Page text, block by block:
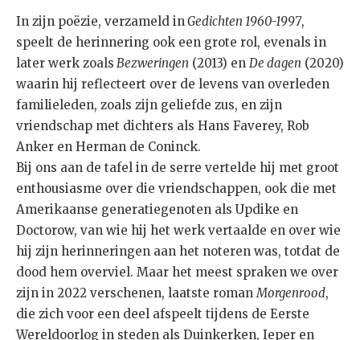
In zijn poëzie, verzameld inGedichten 1960-1997,
speelt de herinnering ook een grote rol, evenals in
later werk zoals Bezweringen (2013) en De dagen (2020)
waarin hij reflecteert over de levens van overleden
familieleden, zoals zijn geliefde zus, en zijn
vriendschap met dichters als Hans Faverey, Rob
Anker en Herman de Coninck.
Bij ons aan de tafel in de serre vertelde hij met groot
enthousiasme over die vriendschappen, ook die met
Amerikaanse generatiegenoten als Updike en
Doctorow, van wie hij het werk vertaalde en over wie
hij zijn herinneringen aan het noteren was, totdat de
dood hem overviel. Maar het meest spraken we over
zijn in 2022 verschenen, laatste romanMorgenrood,
die zich voor een deel afspeelt tijdens de Eerste
Wereldoorlog in steden als Duinkerken, Ieper en